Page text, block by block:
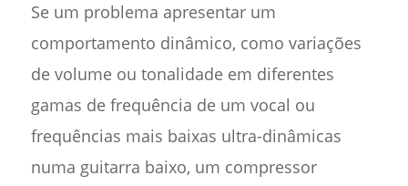
Se um problema apresentar um
comportamento dinâmico, como variações
de volume ou tonalidade em diferentes
gamas de frequência de um vocal ou
frequências mais baixas ultra-dinâmicas
numa guitarra baixo, um compressor